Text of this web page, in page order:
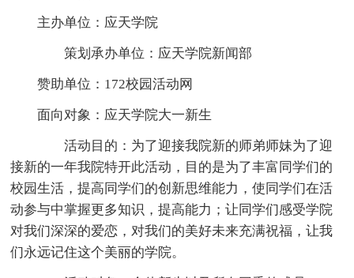
主办单位：应天学院
策划承办单位：应天学院新闻部
赞助单位：172校园活动网
面向对象：应天学院大一新生
活动目的：为了迎接我院新的师弟师妹为了迎
接新的一年我院特开此活动，目的是为了丰富同学们的
校园生活，提高同学们的创新思维能力，使同学们在活
动参与中掌握更多知识，提高能力；让同学们感受学院
对我们深深的爱恋，对我们的美好未来充满祝福，让我
们永远记住这个美丽的学院。